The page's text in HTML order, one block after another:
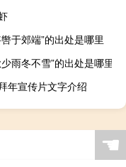
于郊端”的出处是哪里
雨冬不雪”的出处是哪里
年宣传片文字介绍
☚